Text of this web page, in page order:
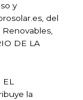
y
del
DE LA
EL
la